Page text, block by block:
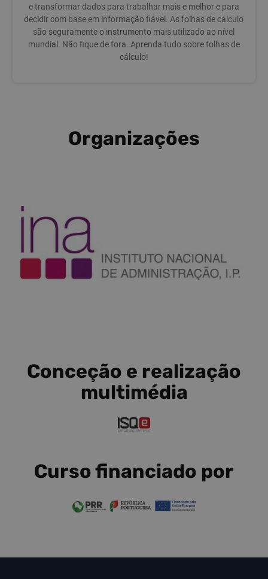
e transformar dados para trabalhar mais e melhor e para
decidir com base em informação fiável. As folhas de cálculo
são seguramente o instrumento mais utilizado ao nível
mundial. Não fique de fora. Aprenda tudo sobre folhas de
cálculo!
Organizações
Conceção e realização
multimédia
Curso financiado por